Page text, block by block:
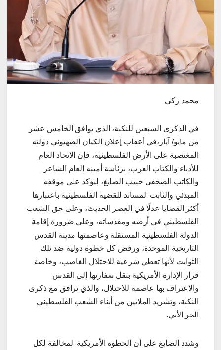
محمد زكى
في الذكرى السبعين للنكبة، الذي يوافق الخامس عشر
من مايو/ آيار،في أعقاب إعلان الكيان الصهيوني دولته
المغتصبة على الأرض الفلسطينية، فإن الاتحاد العام
للأدباء والكتاب العرب، برئاسة أمينه العام الشاعر
والكاتب الصحفي حبيب الصايغ، ليؤكد على موقفه
المبدئي والثابت المساند للقضية الفلسطينية باعتبارها
أكثر القضايا عدلًا في العصر الحديث، وعلى حق الشعب
الفلسطيني في أرضه ومقدساته، وعلى ضرورة إقامة
الدولة الفلسطينية المستقلة وعاصمتها مدينة القدس
التاريخية الموحدة، ورفض كل خطوة دولية ضد تلك
الثوابت لأنها تعطي شرعية للاحتلال الغاصب، وخاصة
قرار الإدارة الأمريكية بنقل سفارتها إلى القدس
والاعتراف بها عاصمة للاحتلال، والذي ترافق مع ذكرى
النكبة، وتشريد الملايين من أبناء الشعب الفلسطيني
الحر الأبي.
وشدد الصايغ على أن الخطوة الأمريكية المخالفة لكل